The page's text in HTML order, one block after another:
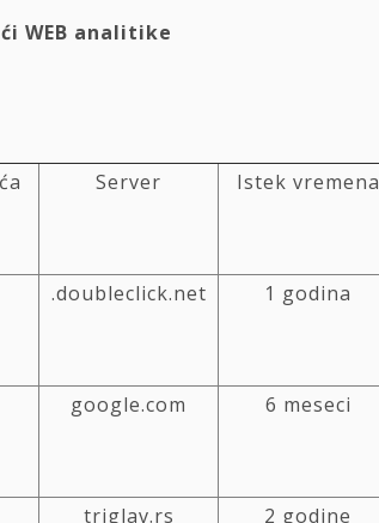
analitike
Server Istek vremena
.doubleclick.net 1 godina
google.com 6 meseci
triglav.rs 2 godine